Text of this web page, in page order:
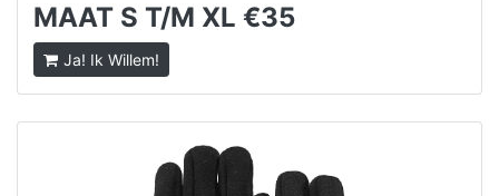
MAAT S T/M XL €35
Ja! Ik Willem!